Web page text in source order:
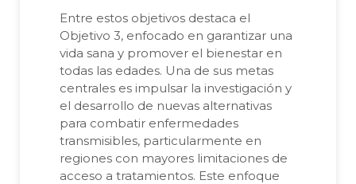
Entre estos objetivos destaca el
Objetivo 3, enfocado en garantizar una
vida sana y promover el bienestar en
todas las edades. Una de sus metas
centrales es impulsar la investigación y
el desarrollo de nuevas alternativas
para combatir enfermedades
transmisibles, particularmente en
regiones con mayores limitaciones de
acceso a tratamientos. Este enfoque